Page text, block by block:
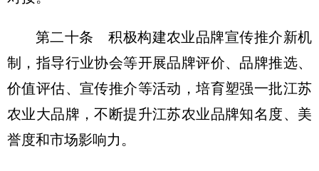
第二十条 积极构建农业品牌宣传推介新机
制，指导行业协会等开展品牌评价、品牌推选、
价值评估、宣传推介等活动，培育塑强一批江苏
农业大品牌，不断提升江苏农业品牌知名度、美
誉度和市场影响力。